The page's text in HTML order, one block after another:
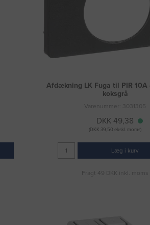
Afdækning LK Fuga til PIR 10A
koksgrå
Varenummer: 3031305
DKK 49,38
(DKK 39,50 ekskl. moms)
Læg i kurv
Fragt 49 DKK inkl. moms